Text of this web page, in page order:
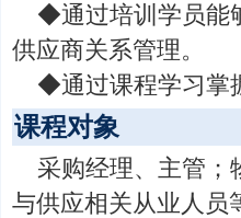
◆通过培训学员能
供应商关系管理。
◆通过课程学习掌
课程对象
采购经理、主管；
与供应相关从业人员